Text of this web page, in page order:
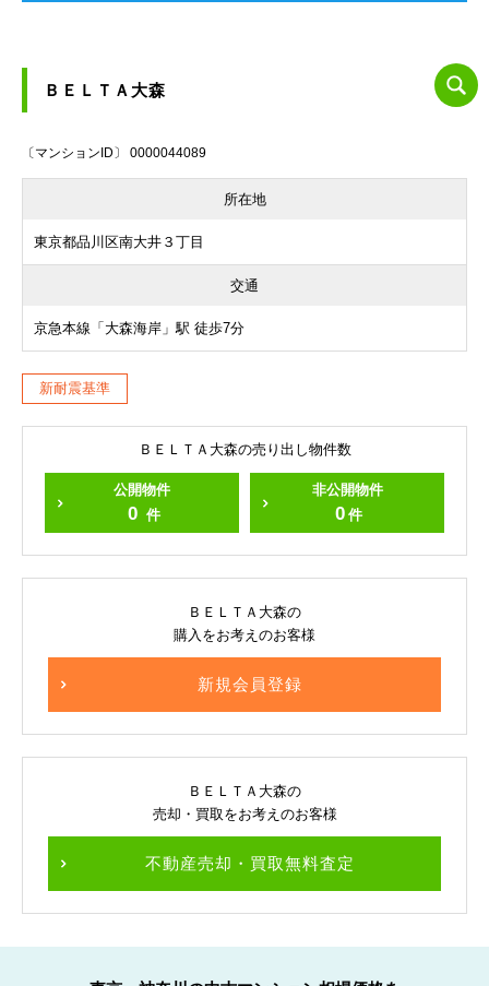
ＢＥＬＴＡ大森
〔マンションID〕 0000044089
所在地
東京都品川区南大井３丁目
交通
京急本線「大森海岸」駅 徒歩7分
新耐震基準
ＢＥＬＴＡ大森の売り出し物件数
公開物件
0 件
非公開物件
0 件
ＢＥＬＴＡ大森の
購入をお考えのお客様
新規会員登録
ＢＥＬＴＡ大森の
売却・買取をお考えのお客様
不動産売却・買取無料査定